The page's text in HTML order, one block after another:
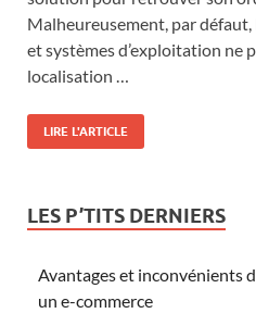
Malheureusement, par
et systèmes d’exploitation ne
localisation …
LIRE L'ARTICLE
LES P’TITS DERNIERS
Avantages et inconvénients
un e-commerce